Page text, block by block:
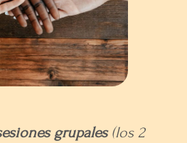
grupales(los 2